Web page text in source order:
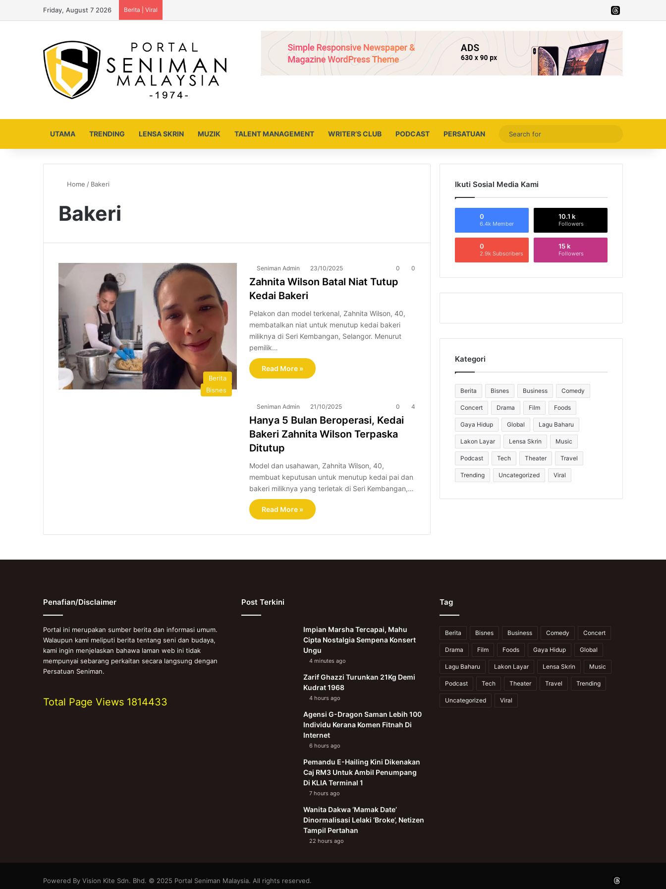
Friday, August 7 2026 Berita | Viral YouTubeInstagram
UTAMA TRENDING LENSA SKRIN MUZIK TALENT MANAGEMENT WRITER’S CLUB PODCAST PERSATUAN
for
Home / Bakeri
Bakeri
Berita
Seniman Admin 23/10/2025 0 0
Zahnita Wilson Batal Niat Tutup
Kedai Bakeri
Pelakon dan model terkenal, Zahnita Wilson, 40,
membatalkan niat untuk menutup kedai bakeri
miliknya di Seri Kembangan, Selangor. Menurut
pemilik…
Read More »
Bisnes
Seniman Admin 21/10/2025 0 4
Hanya 5 Bulan Beroperasi, Kedai
Bakeri Zahnita Wilson Terpaska
Ditutup
Model dan usahawan, Zahnita Wilson, 40,
membuat keputusan untuk menutup kedai pai dan
bakeri miliknya yang terletak di Seri Kembangan,…
Read More »
Ikuti Sosial Media Kami
0
6.4k Member
10.1 k
Followers
0
2.9k Subscribers
15 k
Followers
Kategori
Berita Bisnes Business Comedy
Concert Drama Film Foods
Gaya Hidup Global Lagu Baharu
Lakon Layar Lensa Skrin Music
Podcast Tech Theater Travel
Trending Uncategorized Viral
Penafian/Disclaimer
Portal ini merupakan sumber berita dan informasi umum.
Walaupun kami meliputi berita tentang seni dan budaya,
kami ingin menjelaskan bahawa laman web ini tidak
mempunyai sebarang perkaitan secara langsung dengan
Persatuan Seniman.
Total Page Views 1814433
Post Terkini
Impian Marsha Tercapai, Mahu
Cipta Nostalgia Sempena Konsert
Ungu
4 minutes ago
Zarif Ghazzi Turunkan 21Kg Demi
Kudrat 1968
4 hours ago
Agensi G-Dragon Saman Lebih 100
Individu Kerana Komen Fitnah Di
Internet
6 hours ago
Pemandu E-Hailing Kini Dikenakan
Caj RM3 Untuk Ambil Penumpang
Di KLIA Terminal 1
7 hours ago
Wanita Dakwa ‘Mamak Date’
Dinormalisasi Lelaki ‘Broke’, Netizen
Tampil Pertahan
22 hours ago
Tag
Berita Bisnes Business Comedy Concert
Drama Film Foods Gaya Hidup Global
Lagu Baharu Lakon Layar Lensa Skrin Music
Podcast Tech Theater Travel Trending
Uncategorized Viral
Powered By Vision Kite Sdn. Bhd. © 2025 Portal Seniman Malaysia. All rights reserved. YouTubeInstagram